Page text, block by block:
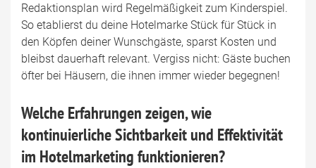
Redaktionsplan wird Regelmäßigkeit zum Kinderspiel.
So etablierst du deine Hotelmarke Stück für Stück in
den Köpfen deiner Wunschgäste, sparst Kosten und
bleibst dauerhaft relevant. Vergiss nicht: Gäste buchen
öfter bei Häusern, die ihnen immer wieder begegnen!
Welche Erfahrungen zeigen, wie
kontinuierliche Sichtbarkeit und Effektivität
im Hotelmarketing funktionieren?